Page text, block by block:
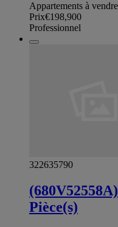
Appartements à
Prix€198,900
Professionnel
322635790
Pièce(s)